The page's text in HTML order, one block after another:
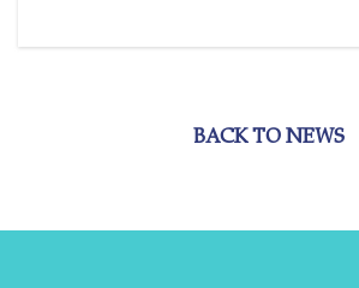
BACK TO NEWS